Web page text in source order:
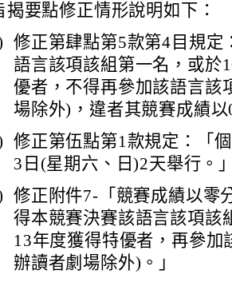
揭要點修正情形說明如下：
修正第肆點第5款第4目規
語言該項該組第一名，或於
優者，不得再參加該語言該
場除外)，違者其競賽成績
修正第伍點第1款規定：「
3日(星期六、日)2天舉行。
修正附件7-「競賽成績以零
得本競賽決賽該語言該項該
13年度獲得特優者，再參
辦讀者劇場除外)。」